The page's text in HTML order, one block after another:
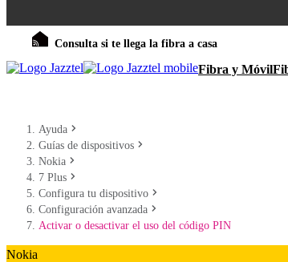
Consulta si te llega la fibra a casa
Fibra y Móvil
Ayuda
Guías de dispositivos
Nokia
7 Plus
Configura tu dispositivo
Configuración avanzada
Activar o desactivar el uso del código PIN
Nokia